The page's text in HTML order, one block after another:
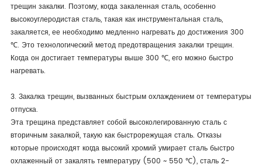
трещин закалки. Поэтому, когда закаленная сталь, особенно
высокоуглеродистая сталь, такая как инструментальная сталь,
закаляется, ее необходимо медленно нагревать до достижения 300
℃. Это технологический метод предотвращения закалки трещин.
Когда он достигает температуры выше 300 ℃, его можно быстро
нагревать.
3. Закалка трещин, вызванных быстрым охлаждением от температуры
отпуска.
Эта трещина представляет собой высоколегированную сталь с
вторичным закалкой, такую как быстрорежущая сталь. Отказы
которые происходят когда высокий хромий умирает сталь быстро
охлаженный от закалять температуру (500 ~ 550 ℃), сталь 2-